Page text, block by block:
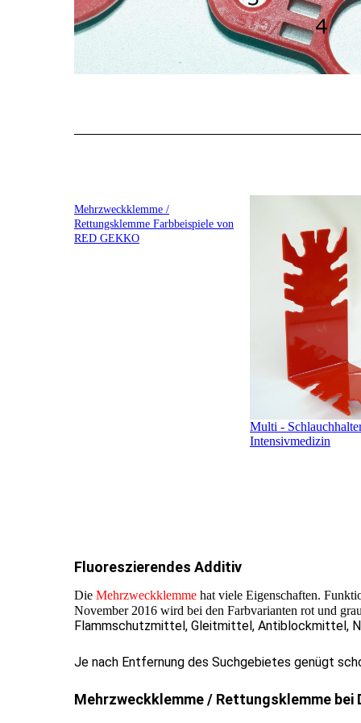
Mehrzweckklemme /
Rettungsklemme Farbbeispiele von
RED GEKKO
Multi -
Intensivmedizin
Fluoreszierendes Additiv
Die Mehrzweckklemme hat viele Eigenschaften.
November 2016 wird bei den Farbvarianten rot und
Flammschutzmittel, Gleitmittel, Antiblockmittel,
Je nach Entfernung des Suchgebietes genügt
Mehrzweckklemme / Rettungsklemme